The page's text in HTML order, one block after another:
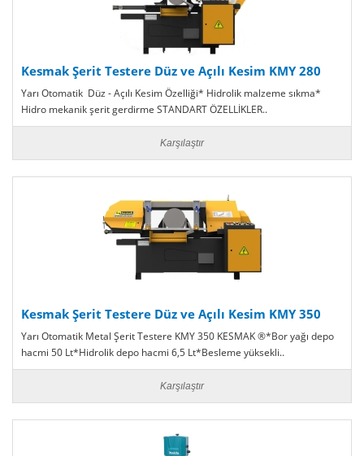
Kesmak Şerit Testere Düz ve Açılı Kesim KMY 280
Yarı Otomatik Düz - Açılı Kesim Özelliği* Hidrolik malzeme sıkma*
Hidro mekanik şerit gerdirme STANDART ÖZELLİKLER..
Karşılaştır
Kesmak Şerit Testere Düz ve Açılı Kesim KMY 350
Yarı Otomatik Metal Şerit Testere KMY 350 KESMAK ®*Bor yağı depo
hacmi 50 Lt*Hidrolik depo hacmi 6,5 Lt*Besleme yüksekli..
Karşılaştır